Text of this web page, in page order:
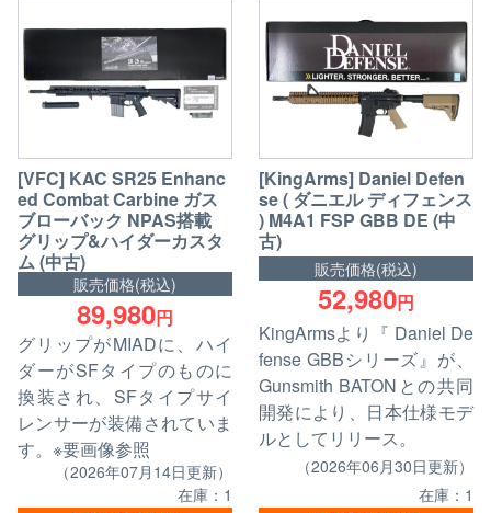
[VFC] KAC SR25 Enhanc
ed Combat Carbine ガス
ブローバック NPAS搭載
グリップ&ハイダーカスタ
ム (中古)
販売価格(税込)
89,980円
グリップがMIADに、ハイ
ダーがSFタイプのものに
換装され、SFタイプサイ
レンサーが装備されていま
す。※要画像参照
（2026年07月14日更新）
在庫：1
[KingArms] Daniel Defen
se ( ダニエル ディフェンス
) M4A1 FSP GBB DE (中
古)
販売価格(税込)
52,980円
KingArmsより『 Daniel De
fense GBBシリーズ』が、
Gunsmith BATONとの共同
開発により、日本仕様モデ
ルとしてリリース。
（2026年06月30日更新）
在庫：1